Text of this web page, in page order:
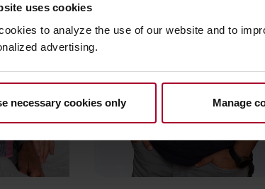
uses cookies
to analyze the use of our website and to
advertising.
necessary cookies only Manage